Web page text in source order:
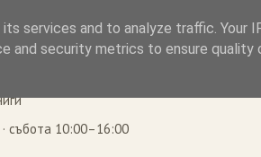
събота 10:00–16:00
services and to analyze traffic. Your
and security metrics to ensure quality